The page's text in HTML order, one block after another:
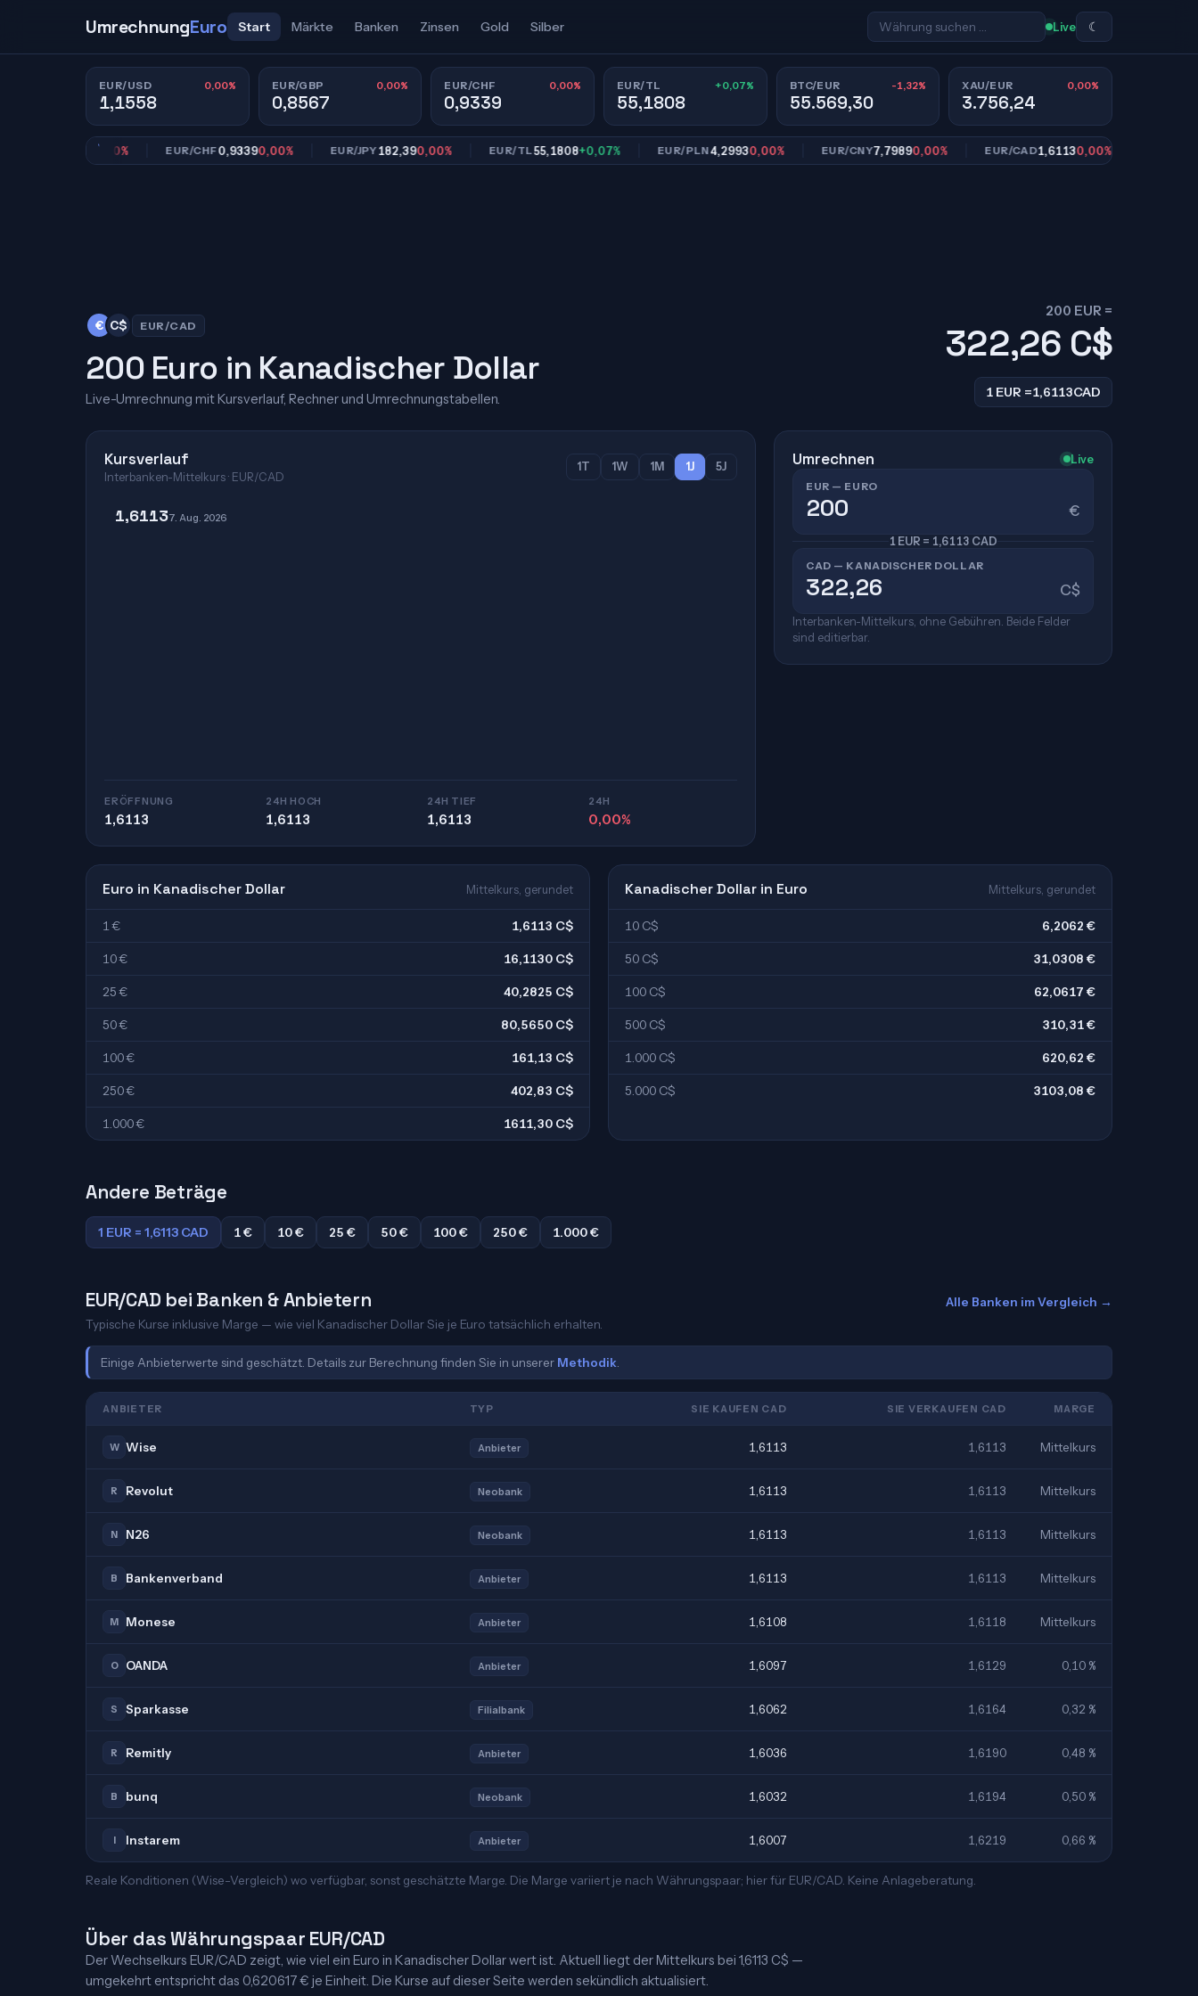
UmrechnungEuro Start Märkte Banken Zinsen Gold Silber Live ☾
EUR/USD 0,00%
1,1558
EUR/GBP 0,00%
0,8567
EUR/CHF 0,00%
0,9339
EUR/TL +0,07%
55,1808
BTC/EUR -1,32%
55.569,30
XAU/EUR 0,00%
3.756,24
0,00% EUR/CHF0,93390,00% EUR/JPY182,390,00% EUR/TL55,1808+0,07% EUR/PLN4,29930,00% EUR/CNY7,79890,00% EUR/CAD1,61130,00%
€ C$ EUR/CAD
200 Euro in Kanadischer Dollar
Live-Umrechnung mit Kursverlauf, Rechner und Umrechnungstabellen.
200 EUR =
322,26 C$
1 EUR =1,6113CAD
Kursverlauf
Interbanken-Mittelkurs · EUR/CAD
1T 1W 1M 1J 5J
1,61137. Aug. 2026
ERÖFFNUNG
1,6113
24H HOCH
1,6113
24H TIEF
1,6113
24H
0,00%
Umrechnen Live
EUR — EURO
€
1 EUR = 1,6113 CAD
CAD — KANADISCHER DOLLAR
C$
Interbanken-Mittelkurs, ohne Gebühren. Beide Felder
sind editierbar.
Euro in Kanadischer Dollar Mittelkurs, gerundet
1 € 1,6113 C$
10 € 16,1130 C$
25 € 40,2825 C$
50 € 80,5650 C$
100 € 161,13 C$
250 € 402,83 C$
1.000 € 1611,30 C$
Kanadischer Dollar in Euro Mittelkurs, gerundet
10 C$ 6,2062 €
50 C$ 31,0308 €
100 C$ 62,0617 €
500 C$ 310,31 €
1.000 C$ 620,62 €
5.000 C$ 3103,08 €
Andere Beträge
1 EUR = 1,6113 CAD 1 € 10 € 25 € 50 € 100 € 250 € 1.000 €
EUR/CAD bei Banken & Anbietern
Typische Kurse inklusive Marge — wie viel Kanadischer Dollar Sie je Euro tatsächlich erhalten.
Alle Banken im Vergleich →
Einige Anbieterwerte sind geschätzt. Details zur Berechnung finden Sie in unserer Methodik
ANBIETER TYP SIE KAUFEN CAD SIE VERKAUFEN CAD MARGE
W Wise Anbieter 1,6113 1,6113 Mittelkurs
R Revolut Neobank 1,6113 1,6113 Mittelkurs
N N26 Neobank 1,6113 1,6113 Mittelkurs
B Bankenverband Anbieter 1,6113 1,6113 Mittelkurs
M Monese Anbieter 1,6108 1,6118 Mittelkurs
O OANDA Anbieter 1,6097 1,6129 0,10 %
S Sparkasse Filialbank 1,6062 1,6164 0,32 %
R Remitly Anbieter 1,6036 1,6190 0,48 %
B bunq Neobank 1,6032 1,6194 0,50 %
I Instarem Anbieter 1,6007 1,6219 0,66 %
Reale Konditionen (Wise-Vergleich) wo verfügbar, sonst geschätzte Marge. Die Marge variiert je nach Währungspaar; hier für EUR/CAD. Keine Anlageberatung.
Über das Währungspaar EUR/CAD
Der Wechselkurs EUR/CAD zeigt, wie viel ein Euro in Kanadischer Dollar wert ist. Aktuell liegt der Mittelkurs bei 1,6113 C$ —
umgekehrt entspricht das 0,620617 € je Einheit. Die Kurse auf dieser Seite werden sekündlich aktualisiert.